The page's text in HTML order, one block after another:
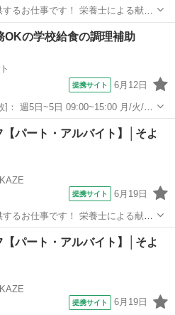
るお仕事です！ 栄養士による献立
・食材の検
洗浄 ・厨房内の清掃、衛生管理
の他
OKの学校給食の調理補助
提携サイト 6月12日
南甲府駅自動車...
パート・アルバイト】│そよ
提携サイト 6月19日
るお仕事です！ 栄養士による献立
・食材の検
の洗浄 ・厨房内の清掃、衛生管理
その他
パート・アルバイト】│そよ
提携サイト 6月19日